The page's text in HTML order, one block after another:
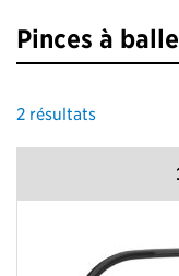
Pinces à
2 résultats